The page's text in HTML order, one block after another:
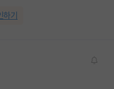
하기